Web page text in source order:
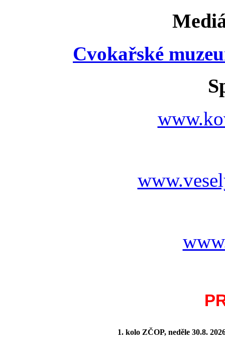
Cvokařské
1. kolo ZČOP, neděle 30.8.